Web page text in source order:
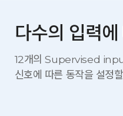
다수의 입력
12개의 Supervised
신호에 따른 동작을 설정